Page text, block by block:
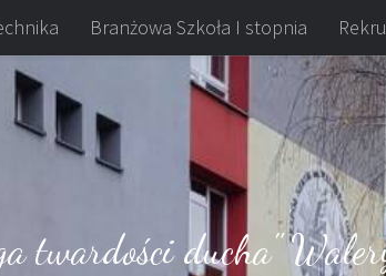
Branżowa Szkoła I stopnia
twardości ducha"